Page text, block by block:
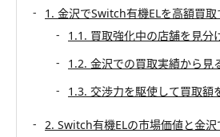
1. 金沢でSwitch有機ELを高額買
1.1. 買取強化中の店舗を見分
1.2. 金沢での買取実績から見
1.3. 交渉力を駆使して買取額
2. Switch有機ELの市場価値と金沢